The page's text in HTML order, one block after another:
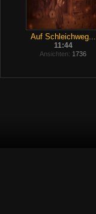
Auf Schleichweg...
11:44
Ansichten: 1736